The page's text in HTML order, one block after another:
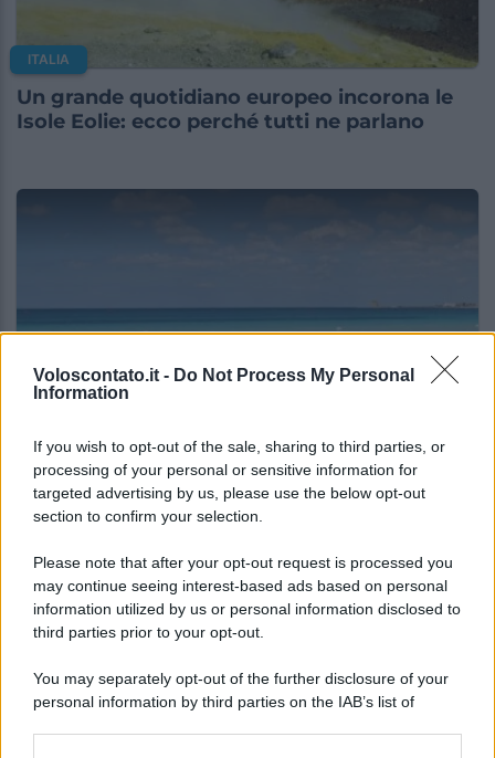
Voloscontato.it - Do Not Process My Personal
Information
If you wish to opt-out of the sale, sharing to third parties, or
processing of your personal or sensitive information for
targeted advertising by us, please use the below opt-out
section to confirm your selection.
Please note that after your opt-out request is processed you
may continue seeing interest-based ads based on personal
information utilized by us or personal information disclosed to
third parties prior to your opt-out.
You may separately opt-out of the further disclosure of your
personal information by third parties on the IAB’s list of
ITALIA
Un grande quotidiano europeo incorona le
Isole Eolie: ecco perché tutti ne parlano
ITALIA
Sempre più italiani scelgono questa
destinazione per una vacanza breve (e senza
spendere troppo)
Lo sapevi che...
È stato eletto il sentiero più bello del
Regno Unito: il paesaggio lascia senza
fiato